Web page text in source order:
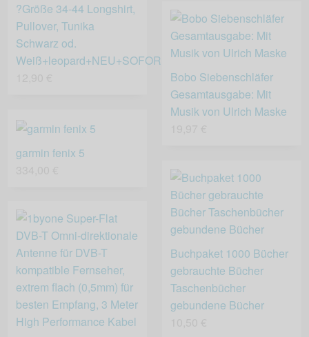
?Größe 34-44 Longshirt,
Pullover, Tunika
Schwarz od.
Weiß+leopard+NEU+SOFORT?
Bobo Siebenschläfer
Gesamtausgabe: Mit
Musik von Ulrich Maske
garmin fenix 5
Buchpaket 1000 Bücher
gebrauchte Bücher
Taschenbücher
gebundene Bücher